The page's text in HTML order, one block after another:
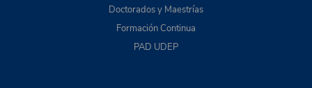
Doctorados y Maestrías
Formación Continua
PAD UDEP